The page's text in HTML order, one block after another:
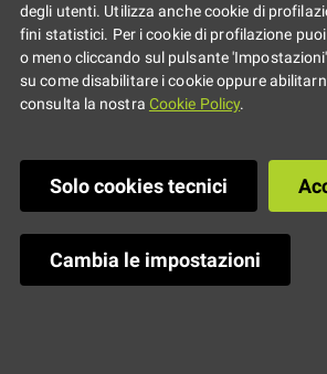
materiali di
degli utenti. Utilizza anche cookie di
fini statistici. Per i cookie di profilazione
o meno cliccando sul pulsante
su come disabilitare i cookie oppure
consulta la nostra Cookie Policy.
Solo cookies tecnici
Cambia le impostazioni